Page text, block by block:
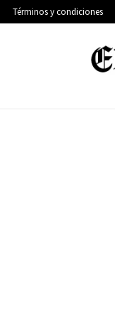
Términos y condiciones